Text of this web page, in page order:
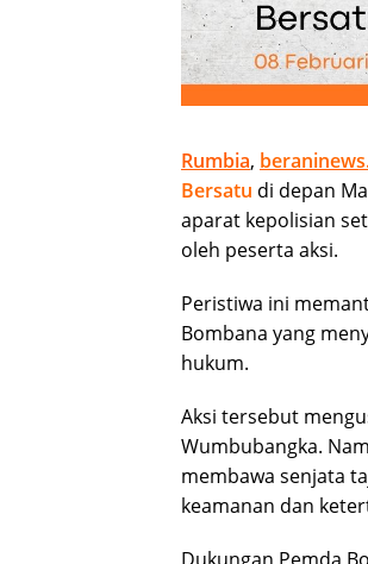
Rumbia,
Bersatu di depan
aparat kepolisian
oleh peserta aksi.
Peristiwa ini
Bombana yang
hukum.
Aksi tersebut
Wumbubangka.
membawa senjata
keamanan dan
Dukungan Pemda